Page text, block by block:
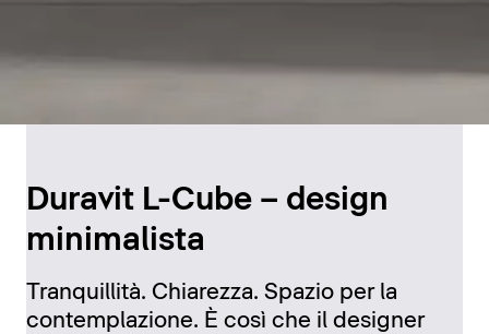
Duravit L-Cube – design
minimalista
Tranquillità. Chiarezza. Spazio per la
contemplazione. È così che il designer